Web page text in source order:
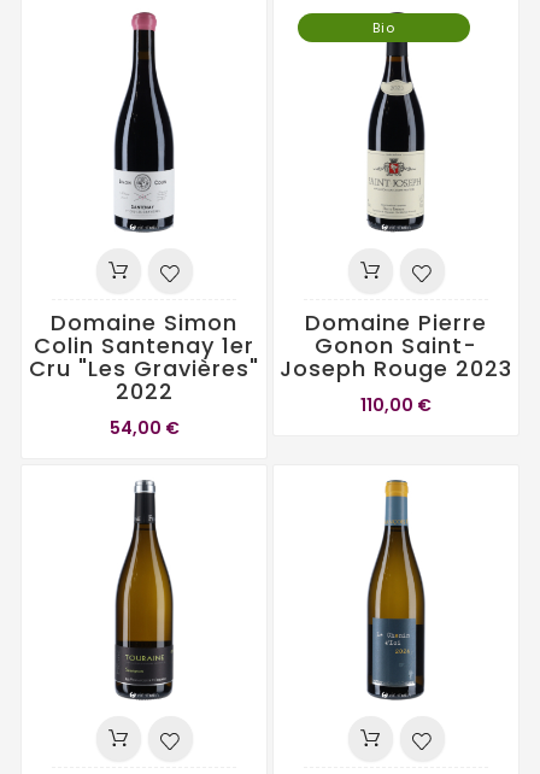
Domaine Simon
Colin Santenay 1er
Cru "Les Gravières"
2022
54,00 €
Bio
Domaine Pierre
Gonon Saint-
Joseph Rouge 2023
110,00 €